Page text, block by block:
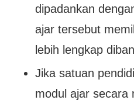
dipadankan
ajar tersebut
lebih lengkap
Jika satuan
modul ajar secara